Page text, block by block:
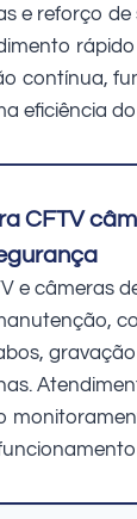
e reforço de
contínua,
eficiência
CFTV
e câmeras